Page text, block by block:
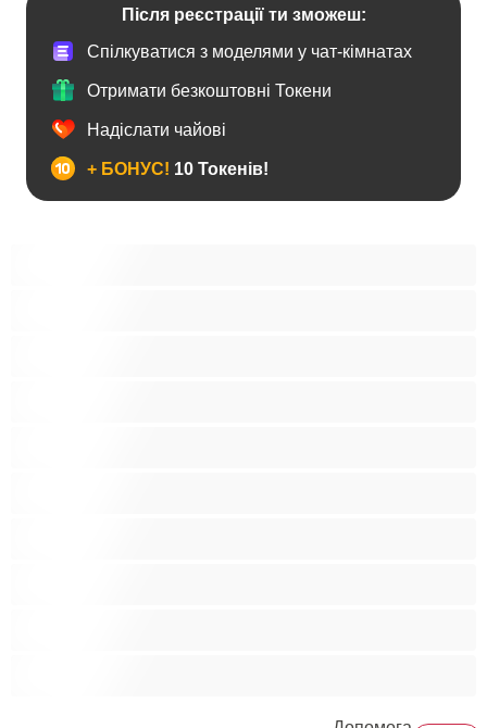
Після реєстрації ти зможеш:
Спілкуватися з моделями у чат-кімнатах
Отримати безкоштовні Токени
Надіслати чайові
+ БОНУС! 10 Токенів!